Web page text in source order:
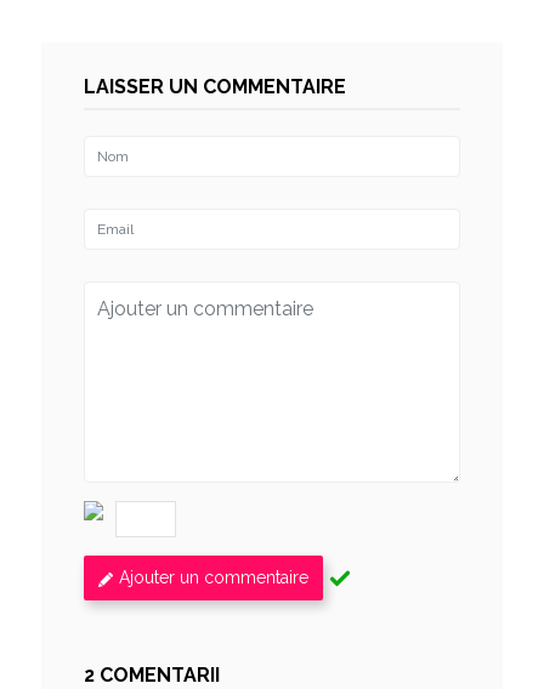
LAISSER UN COMMENTAIRE
Ajouter un commentaire
2 COMENTARII